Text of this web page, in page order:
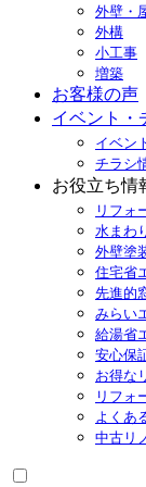
外壁・
外構
小工事
増築
お客様の声
イベント・
イベン
チラシ
お役立ち情
リフォ
水まわ
外壁塗
住宅省
先進的
みらい
給湯省
安心保
お得な
リフォ
よくあ
中古リ